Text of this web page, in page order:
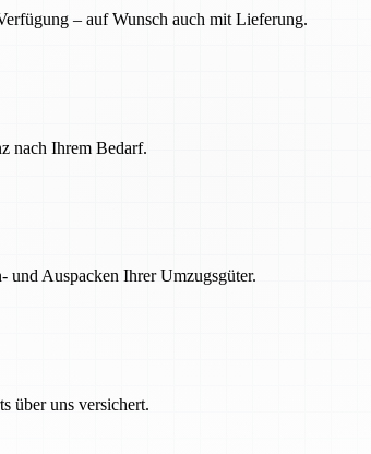
– auf Wunsch auch mit Lieferung.
nach Ihrem Bedarf.
und Auspacken Ihrer Umzugsgüter.
über uns versichert.